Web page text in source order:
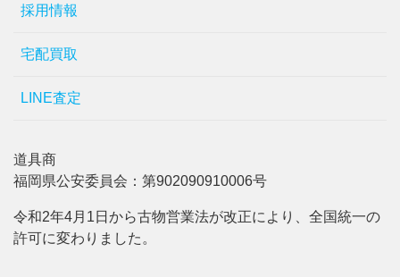
採用情報
宅配買取
LINE査定
道具商
福岡県公安委員会：第902090910006号
令和2年4月1日から古物営業法が改正により、全国統一の
許可に変わりました。